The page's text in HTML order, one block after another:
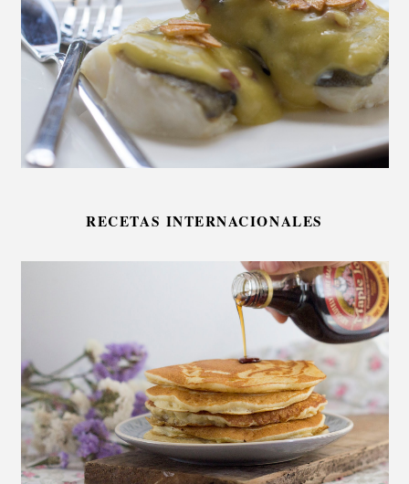
RECETAS INTERNACIONALES